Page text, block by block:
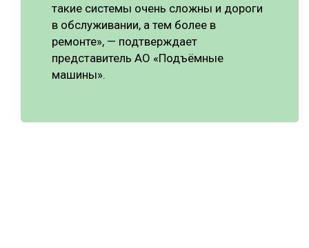
такие системы очень сложны и дороги
в обслуживании, а тем более в
ремонте», — подтверждает
представитель АО «Подъёмные
машины».